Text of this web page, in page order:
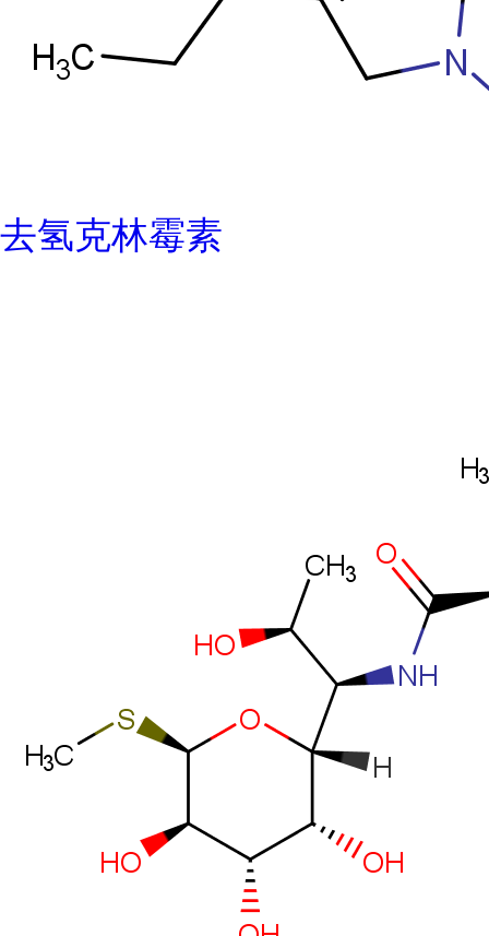
去氢克林霉素